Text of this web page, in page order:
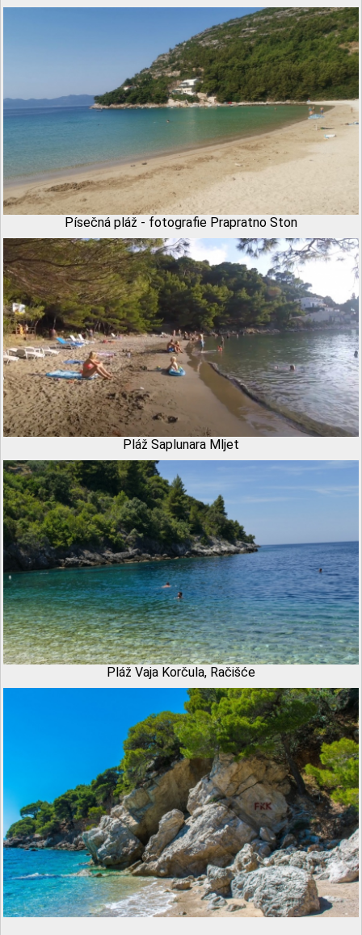
Písečná pláž - fotografie Prapratno Ston
Pláž Saplunara Mljet
Pláž Vaja Korčula, Račišće